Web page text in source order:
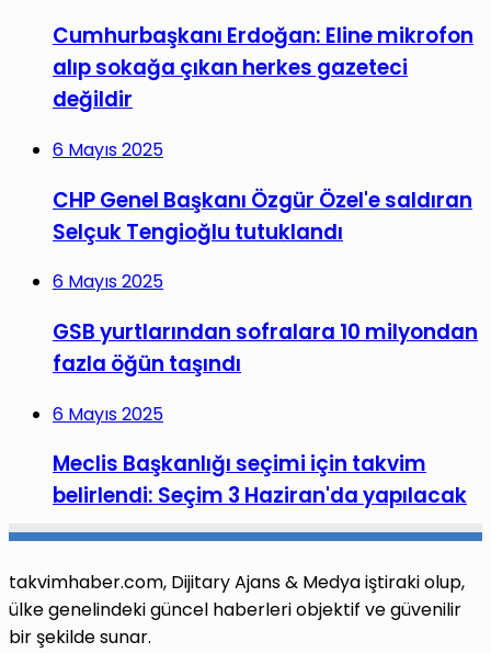
Cumhurbaşkanı Erdoğan: Eline mikrofon
alıp sokağa çıkan herkes gazeteci
değildir
6 Mayıs 2025
CHP Genel Başkanı Özgür Özel'e saldıran
Selçuk Tengioğlu tutuklandı
6 Mayıs 2025
GSB yurtlarından sofralara 10 milyondan
fazla öğün taşındı
6 Mayıs 2025
Meclis Başkanlığı seçimi için takvim
belirlendi: Seçim 3 Haziran'da yapılacak
takvimhaber.com, Dijitary Ajans & Medya iştiraki olup,
ülke genelindeki güncel haberleri objektif ve güvenilir
bir şekilde sunar.